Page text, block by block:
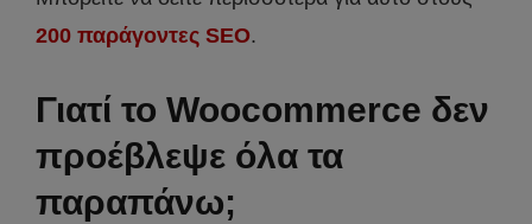
200 παράγοντες SEO.
Γιατί το Woocommerce δεν
προέβλεψε όλα τα
παραπάνω;